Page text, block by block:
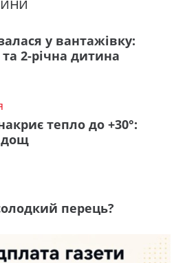
у вантажівку:
2-річна дитина
тепло до +30°:
дощ
перець?